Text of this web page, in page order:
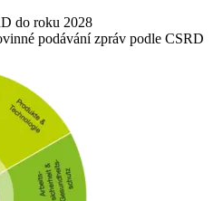
do roku 2028
podávání zpráv podle CSRD